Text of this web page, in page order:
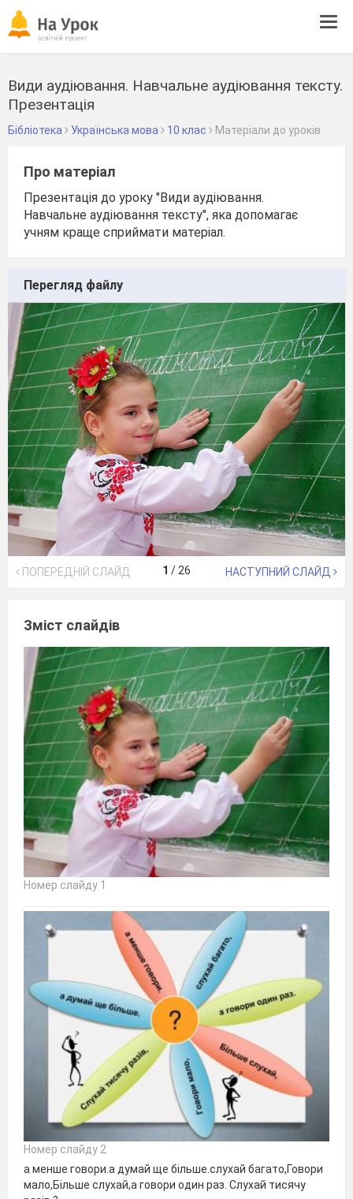
Види аудіювання. Навчальне аудіювання тексту.
Презентація
Бібліотека Українська мова 10 клас Матеріали до уроків
Про матеріал
Презентація до уроку "Види аудіювання.
Навчальне аудіювання тексту", яка допомагає
учням краще сприймати матеріал.
Перегляд файлу
ПОПЕРЕДНІЙ СЛАЙД 1 / 26 НАСТУПНИЙ СЛАЙД
Зміст слайдів
Номер слайду 1
Номер слайду 2
а менше говори.а думай ще більше.слухай багато,Говори
мало,Більше слухай,а говори один раз. Слухай тисячу